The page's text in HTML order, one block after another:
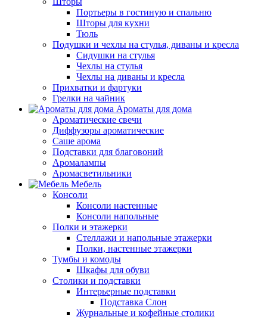
Портьеры в гостиную и спальню
Шторы для кухни
Тюль
Подушки и чехлы на стулья, диваны и кресла
Сидушки на стулья
Чехлы на стулья
Чехлы на диваны и кресла
Прихватки и фартуки
Грелки на чайник
Ароматы для дома
Ароматические свечи
Диффузоры ароматические
Саше арома
Подставки для благовоний
Аромалампы
Аромасветильники
Мебель
Консоли
Консоли настенные
Консоли напольные
Полки и этажерки
Стеллажи и напольные этажерки
Полки, настенные этажерки
Тумбы и комоды
Шкафы для обуви
Столики и подставки
Интерьерные подставки
Подставка Слон
Журнальные и кофейные столики